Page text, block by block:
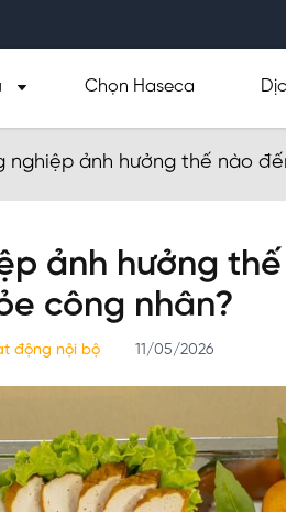
Chọn Haseca
nghiệp ảnh hưởng thế nào
ảnh hưởng
công nhân?
động nội bộ 11/05/2026